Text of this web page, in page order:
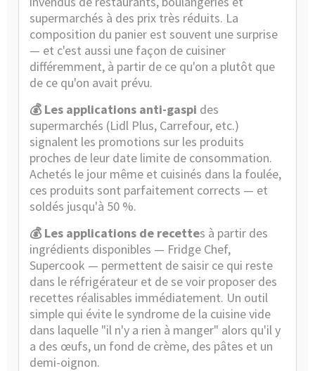
supermarchés à des prix très réduits. La
composition du panier est souvent une surprise
— et c'est aussi une façon de cuisiner
différemment, à partir de ce qu'on a plutôt que
de ce qu'on avait prévu.
💰 Les applications anti-gaspi des
supermarchés (Lidl Plus, Carrefour, etc.)
signalent les promotions sur les produits
proches de leur date limite de consommation.
Achetés le jour même et cuisinés dans la foulée,
ces produits sont parfaitement corrects — et
soldés jusqu'à 50 %.
💰 Les applications de recettes à partir des
ingrédients disponibles — Fridge Chef,
Supercook — permettent de saisir ce qui reste
dans le réfrigérateur et de se voir proposer des
recettes réalisables immédiatement. Un outil
simple qui évite le syndrome de la cuisine vide
dans laquelle "il n'y a rien à manger" alors qu'il y
a des œufs, un fond de crème, des pâtes et un
demi-oignon.